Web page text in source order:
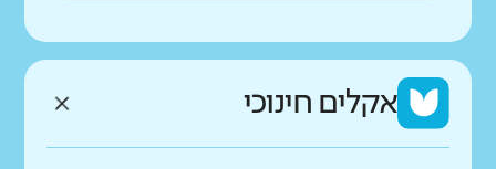
אקלים חינוכי